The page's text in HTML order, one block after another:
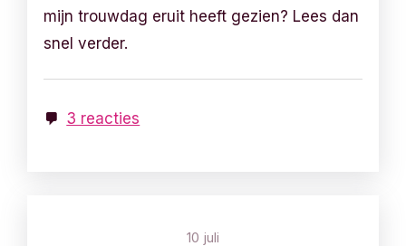
mijn trouwdag eruit heeft gezien? Lees dan
snel verder.
3 reacties
10 juli